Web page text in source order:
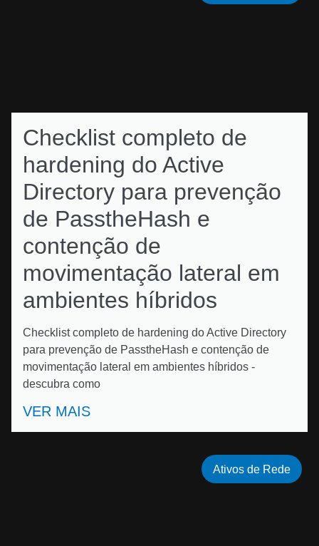
Checklist completo de
hardening do Active
Directory para prevenção
de PasstheHash e
contenção de
movimentação lateral em
ambientes híbridos
Checklist completo de hardening do Active Directory
para prevenção de PasstheHash e contenção de
movimentação lateral em ambientes híbridos -
descubra como
VER MAIS
Ativos de Rede